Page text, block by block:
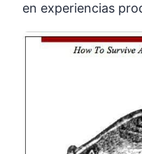
en experiencias